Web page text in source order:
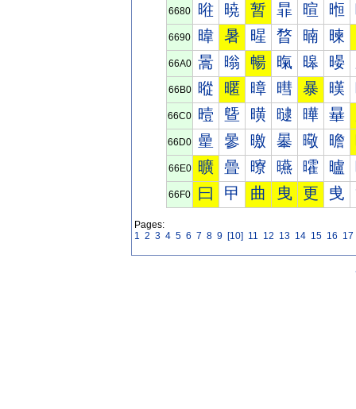
6680 暀 暁 暂 暃 暄 暅
6690 暐 暑 暒 暓 暔 暕
66A0 暠 暡 暢 暣 暤 暥
66B0 暰 暱 暲 暳 暴 暵
66C0 曀 曁 曂 曃 曄 曅
66D0 曐 曑 曒 曓 曔 曕
66E0 曠 曡 曢 曣 曤 曥
66F0 曰 曱 曲 曳 更 曵
Pages:
1 2 3 4 5 6 7 8 9 [10] 11 12 13 14 15 16 17